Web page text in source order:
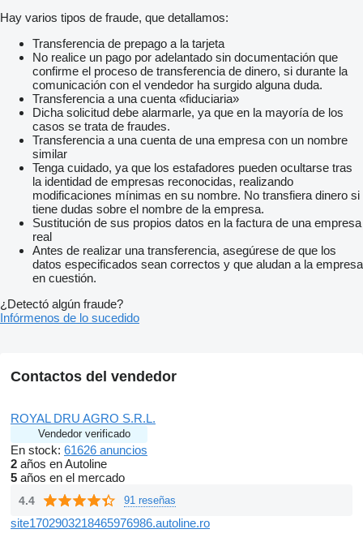
Hay varios tipos de fraude, que detallamos:
Transferencia de prepago a la tarjeta
No realice un pago por adelantado sin documentación que
confirme el proceso de transferencia de dinero, si durante la
comunicación con el vendedor ha surgido alguna duda.
Transferencia a una cuenta «fiduciaria»
Dicha solicitud debe alarmarle, ya que en la mayoría de los
casos se trata de fraudes.
Transferencia a una cuenta de una empresa con un nombre
similar
Tenga cuidado, ya que los estafadores pueden ocultarse tras
la identidad de empresas reconocidas, realizando
modificaciones mínimas en su nombre. No transfiera dinero si
tiene dudas sobre el nombre de la empresa.
Sustitución de sus propios datos en la factura de una empresa
real
Antes de realizar una transferencia, asegúrese de que los
datos especificados sean correctos y que aludan a la empresa
en cuestión.
¿Detectó algún fraude?
Infórmenos de lo sucedido
Contactos del vendedor
ROYAL DRU AGRO S.R.L.
Vendedor verificado
En stock: 61626 anuncios
2 años en Autoline
5 años en el mercado
4.4 91 reseñas
site1702903218465976986.autoline.ro